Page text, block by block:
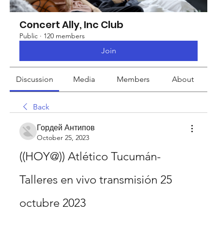
Concert Ally, Inc Club
Public · 120 members
Join
Discussion Media Members About
Back
Гордей Антипов
October 25, 2023
((HOY@)) Atlético Tucumán-
Talleres en vivo transmisión 25
octubre 2023